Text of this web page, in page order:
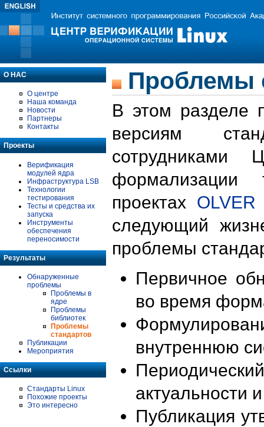
О НАС
О центре
Наша команда
Новости
Партнеры
Контакты
Проекты
Верификация
модулей ядра
Инфраструктура LSB
Технологии
тестирования
Тесты и средства их
запуска
Инструменты
обеспечения
переносимости
Результаты
Обнаруженные
проблемы
Проблемы в
ядре
Проблемы
библиотек
Проблемы
стандартов
Публикации
Мероприятия
Ссылки
Стандарты Linux
Похожие проекты
Это интересно
Проблемы
В этом разделе
версиям
формализации
проектах OLVER
следующий
проблемы
Первичное
во время
внутреннюю
актуальности
Публикация